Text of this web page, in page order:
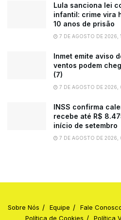
Lula sanciona lei
infantil: crime vira
10 anos de prisão
7 DE AGOSTO DE 2026,
Inmet emite aviso
ventos podem
(7)
7 DE AGOSTO DE 2026,
INSS confirma
recebe até R$
início de setembro
7 DE AGOSTO DE 2026,
Sobre Nós Equipe Fale
Política de Cookies
Política